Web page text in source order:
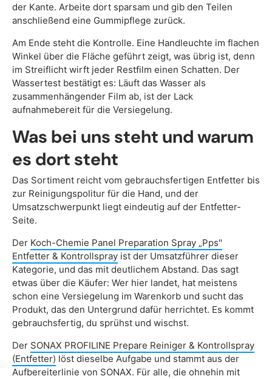
der Kante. Arbeite dort sparsam und gib den Teilen
anschließend eine Gummipflege zurück.
Am Ende steht die Kontrolle. Eine Handleuchte im flachen
Winkel über die Fläche geführt zeigt, was übrig ist, denn
im Streiflicht wirft jeder Restfilm einen Schatten. Der
Wassertest bestätigt es: Läuft das Wasser als
zusammenhängender Film ab, ist der Lack
aufnahmebereit für die Versiegelung.
Was bei uns steht und warum
es dort steht
Das Sortiment reicht vom gebrauchsfertigen Entfetter bis
zur Reinigungspolitur für die Hand, und der
Umsatzschwerpunkt liegt eindeutig auf der Entfetter-
Seite.
Der Koch-Chemie Panel Preparation Spray „Pps"
Entfetter & Kontrollspray ist der Umsatzführer dieser
Kategorie, und das mit deutlichem Abstand. Das sagt
etwas über die Käufer: Wer hier landet, hat meistens
schon eine Versiegelung im Warenkorb und sucht das
Produkt, das den Untergrund dafür herrichtet. Es kommt
gebrauchsfertig, du sprühst und wischst.
Der SONAX PROFILINE Prepare Reiniger & Kontrollspray
(Entfetter) löst dieselbe Aufgabe und stammt aus der
Aufbereiterlinie von SONAX. Für alle, die ohnehin mit